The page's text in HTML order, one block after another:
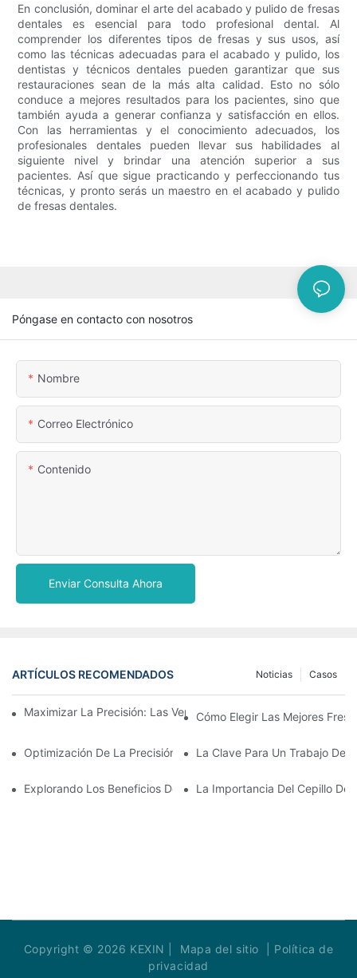
En conclusión, dominar el arte del acabado y pulido de fresas
dentales es esencial para todo profesional dental. Al
comprender los diferentes tipos de fresas y sus usos, así
como las técnicas adecuadas para el acabado y pulido, los
dentistas y técnicos dentales pueden garantizar que sus
restauraciones sean de la más alta calidad. Esto no sólo
conduce a mejores resultados para los pacientes, sino que
también ayuda a generar confianza y satisfacción en ellos.
Con las herramientas y el conocimiento adecuados, los
profesionales dentales pueden llevar sus habilidades al
siguiente nivel y brindar una atención superior a sus
pacientes. Así que sigue practicando y perfeccionando tus
técnicas, y pronto serás un maestro en el acabado y pulido
de fresas dentales.
Póngase en contacto con nosotros
Nombre
Correo Electrónico
Contenido
Enviar Consulta Ahora
ARTÍCULOS RECOMENDADOS Casos
Noticias
Maximizar La Precisión: Las Ventajas De Usar Fresas De
Cómo Elegir Las Mejores
Optimización De La Precisión Y La Eficiencia Con Fresas CAD
La Clave Para Un Trabajo
Explorando Los Beneficios De Las Fresas Dentales En La
La Importancia Del Cepillo De
Copyright © 2026 KEXIN | Mapa del sitio
Política de
privacidad